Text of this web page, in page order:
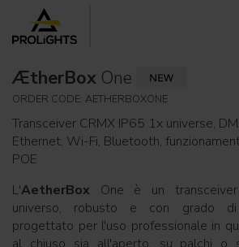
ÆtherBox One
ORDER CODE: AETHERBOXONE
Transceiver CRMX IP65 1x universe,
Ethernet, Wi-Fi, Bluetooth,
POE
L'AetherBox One è un
universo, robusto e con grado
progettato per l'uso professionale in